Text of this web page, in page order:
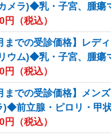
メラ)◆乳・子宮、腫瘍
円（税込）
までの受診価格】レデ
ウム)◆乳・子宮、腫瘍
円（税込）
までの受診価格】メン
)◆前立腺・ピロリ・甲
円（税込）